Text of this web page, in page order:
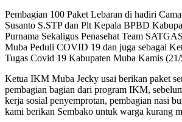
Pembagian 100 Paket Lebaran di hadiri
Susanto S.STP dan Plt Kepala BPBD
Purnama Sekaligus Penasehat Team
Muba Peduli COVID 19 dan juga sebagai
Tugas Covid 19 Kabupaten Muba Kamis
Ketua IKM Muba Jecky usai berikan paket
pembagian bagian dari program IKM,
kerja sosial penyemprotan, pembagian nasi
kami berikan Sembako untuk warga kurang